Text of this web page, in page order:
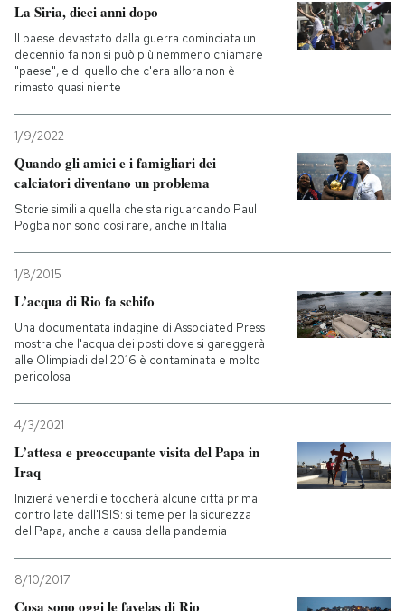
La Siria, dieci anni dopo
Il paese devastato dalla guerra cominciata un
decennio fa non si può più nemmeno chiamare
"paese", e di quello che c'era allora non è
rimasto quasi niente
1/9/2022
Quando gli amici e i famigliari dei
calciatori diventano un problema
Storie simili a quella che sta riguardando Paul
Pogba non sono così rare, anche in Italia
1/8/2015
L’acqua di Rio fa schifo
Una documentata indagine di Associated Press
mostra che l'acqua dei posti dove si gareggerà
alle Olimpiadi del 2016 è contaminata e molto
pericolosa
4/3/2021
L’attesa e preoccupante visita del Papa in
Iraq
Inizierà venerdì e toccherà alcune città prima
controllate dall'ISIS: si teme per la sicurezza
del Papa, anche a causa della pandemia
8/10/2017
Cosa sono oggi le favelas di Rio